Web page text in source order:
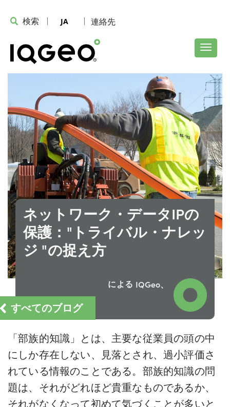
検索 JA 連絡先
すべてのブログ
ネットワーク・データIPの
保護："トライバル・ナレッ
ジ "の捉え方
による IQGeo、
「部族的知識」とは、主要な従業員の頭の中
にしか存在しない、見落とされ、過小評価さ
れている情報のことである。部族的知識の問
題は、それがどれほど貴重なものであるか、
それがなくなって初めて気づくことが多いと